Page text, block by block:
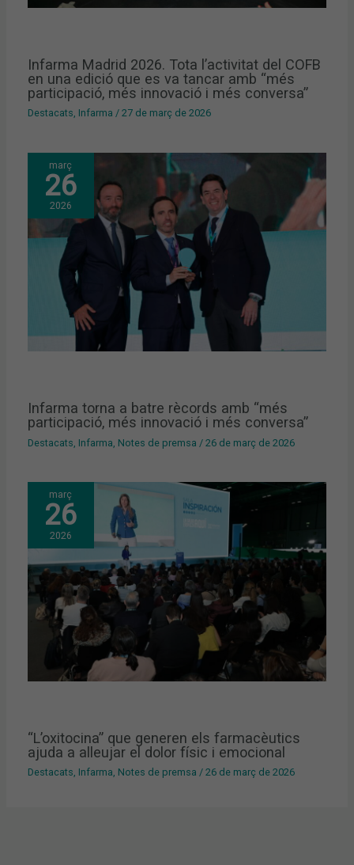
Infarma Madrid 2026. Tota l’activitat del COFB
en una edició que es va tancar amb “més
participació, més innovació i més conversa”
Destacats, Infarma /27 de març de 2026
març
26
2026
Infarma torna a batre rècords amb “més
participació, més innovació i més conversa”
Destacats Infarma Notes de premsa /26 de març de 2026
març
26
2026
“L’oxitocina” que generen els farmacèutics
ajuda a alleujar el dolor físic i emocional
Destacats, Infarma, Notes de premsa /26 de març de 2026